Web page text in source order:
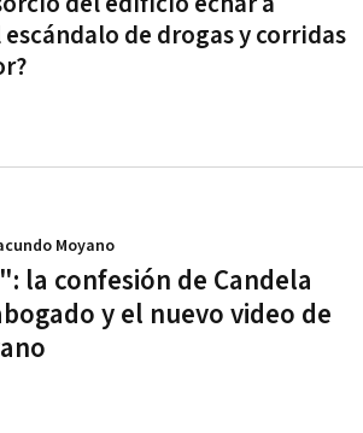
de drogas y corridas
la confesión de Candela
y el nuevo video de
Moyano